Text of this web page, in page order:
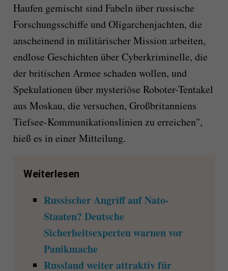
Haufen gemischt sind Fabeln über russische
Forschungsschiffe und Oligarchenjachten, die
anscheinend in militärischer Mission arbeiten,
endlose Geschichten über Cyberkriminelle, die
der britischen Armee schaden wollen, und
Spekulationen über mysteriöse Roboter-Tentakel
aus Moskau, die versuchen, Großbritanniens
Tiefsee-Kommunikationslinien zu erreichen",
hieß es in einer Mitteilung.
Weiterlesen
Russischer Angriff auf Nato-
Staaten? Deutsche
Sicherheitsexperten warnen vor
Panikmache
Russland weiter attraktiv für